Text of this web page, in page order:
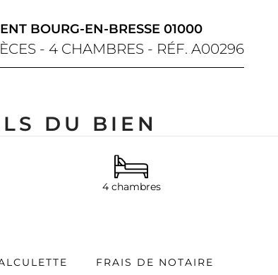
BOURG-EN-BRESSE 01000
- 4 CHAMBRES- RÉF. A00296
DU BIEN
4 chambres
FRAIS DE NOTAIRE